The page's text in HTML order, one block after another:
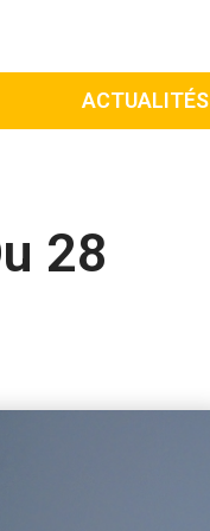
ACTUALITÉS
28